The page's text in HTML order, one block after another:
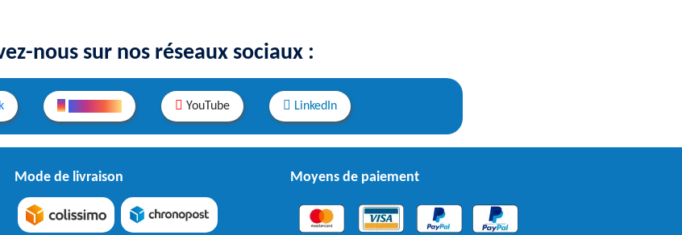
nous sur nos réseaux sociaux :
YouTube LinkedIn
Mode de livraison Moyens de paiement